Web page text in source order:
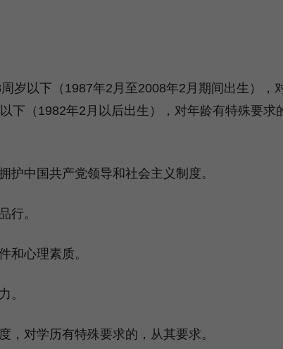
以下（1987年2月至2008年2月期间出生），
下（1982年2月以后出生），对年龄有特殊要求
中国共产党领导和社会主义制度。
行。
心理素质。
。
对学历有特殊要求的，从其要求。